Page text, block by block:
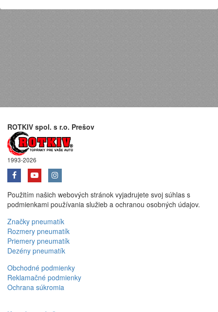
ROTKIV spol. s r.o. Prešov
1993-2026
Použitím našich webových stránok vyjadrujete svoj súhlas s
podmienkami používania služieb a ochranou osobných údajov.
Značky pneumatík
Rozmery pneumatík
Priemery pneumatík
Dezény pneumatík
Obchodné podmienky
Reklamačné podmienky
Ochrana súkromia